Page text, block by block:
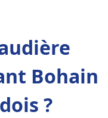
Bohain
?